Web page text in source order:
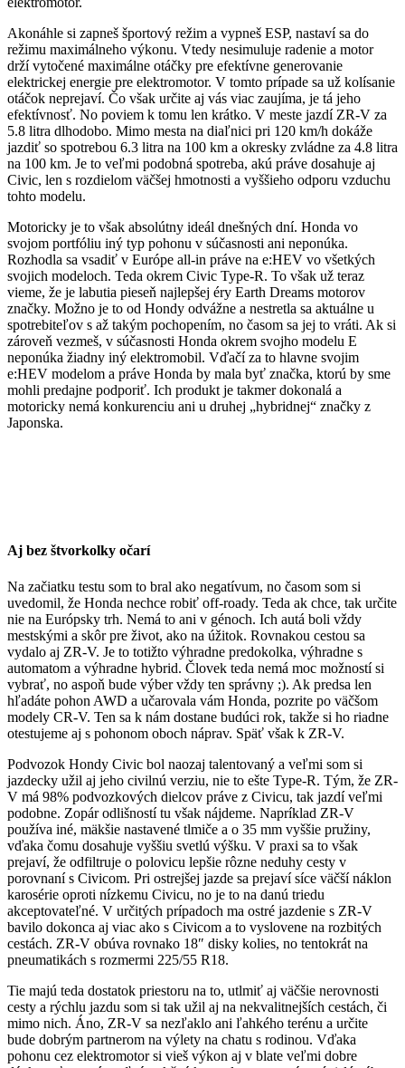
Akonáhle si zapneš športový režim a vypneš ESP, nastaví sa do
režimu maximálneho výkonu. Vtedy nesimuluje radenie a motor
drží vytočené maximálne otáčky pre efektívne generovanie
elektrickej energie pre elektromotor. V tomto prípade sa už kolísanie
otáčok neprejaví. Čo však určite aj vás viac zaujíma, je tá jeho
efektívnosť. No poviem k tomu len krátko. V meste jazdí ZR-V za
5.8 litra dlhodobo. Mimo mesta na diaľnici pri 120 km/h dokáže
jazdiť so spotrebou 6.3 litra na 100 km a okresky zvládne za 4.8 litra
na 100 km. Je to veľmi podobná spotreba, akú práve dosahuje aj
Civic, len s rozdielom väčšej hmotnosti a vyššieho odporu vzduchu
tohto modelu.
Motoricky je to však absolútny ideál dnešných dní. Honda vo
svojom portfóliu iný typ pohonu v súčasnosti ani neponúka.
Rozhodla sa vsadiť v Európe all-in práve na e:HEV vo všetkých
svojich modeloch. Teda okrem Civic Type-R. To však už teraz
vieme, že je labutia pieseň najlepšej éry Earth Dreams motorov
značky. Možno je to od Hondy odvážne a nestretla sa aktuálne u
spotrebiteľov s až takým pochopením, no časom sa jej to vráti. Ak si
zároveň vezmeš, v súčasnosti Honda okrem svojho modelu E
neponúka žiadny iný elektromobil. Vďačí za to hlavne svojim
e:HEV modelom a práve Honda by mala byť značka, ktorú by sme
mohli predajne podporiť. Ich produkt je takmer dokonalá a
motoricky nemá konkurenciu ani u druhej „hybridnej“ značky z
Japonska.
Aj bez štvorkolky očarí
Na začiatku testu som to bral ako negatívum, no časom som si
uvedomil, že Honda nechce robiť off-roady. Teda ak chce, tak určite
nie na Európsky trh. Nemá to ani v génoch. Ich autá boli vždy
mestskými a skôr pre život, ako na úžitok. Rovnakou cestou sa
vydalo aj ZR-V. Je to totižto výhradne predokolka, výhradne s
automatom a výhradne hybrid. Človek teda nemá moc možností si
vybrať, no aspoň bude výber vždy ten správny ;). Ak predsa len
hľadáte pohon AWD a učarovala vám Honda, pozrite po väčšom
modely CR-V. Ten sa k nám dostane budúci rok, takže si ho riadne
otestujeme aj s pohonom oboch náprav. Späť však k ZR-V.
Podvozok Hondy Civic bol naozaj talentovaný a veľmi som si
jazdecky užil aj jeho civilnú verziu, nie to ešte Type-R. Tým, že ZR-
V má 98% podvozkových dielcov práve z Civicu, tak jazdí veľmi
podobne. Zopár odlišností tu však nájdeme. Napríklad ZR-V
používa iné, mäkšie nastavené tlmiče a o 35 mm vyššie pružiny,
vďaka čomu dosahuje vyššiu svetlú výšku. V praxi sa to však
prejaví, že odfiltruje o polovicu lepšie rôzne neduhy cesty v
porovnaní s Civicom. Pri ostrejšej jazde sa prejaví síce väčší náklon
karosérie oproti nízkemu Civicu, no je to na danú triedu
akceptovateľné. V určitých prípadoch ma ostré jazdenie s ZR-V
bavilo dokonca aj viac ako s Civicom a to vyslovene na rozbitých
cestách. ZR-V obúva rovnako 18″ disky kolies, no tentokrát na
pneumatikách s rozmermi 225/55 R18.
Tie majú teda dostatok priestoru na to, utlmiť aj väčšie nerovnosti
cesty a rýchlu jazdu som si tak užil aj na nekvalitnejších cestách, či
mimo nich. Áno, ZR-V sa nezľaklo ani ľahkého terénu a určite
bude dobrým partnerom na výlety na chatu s rodinou. Vďaka
pohonu cez elektromotor si vieš výkon aj v blate veľmi dobre